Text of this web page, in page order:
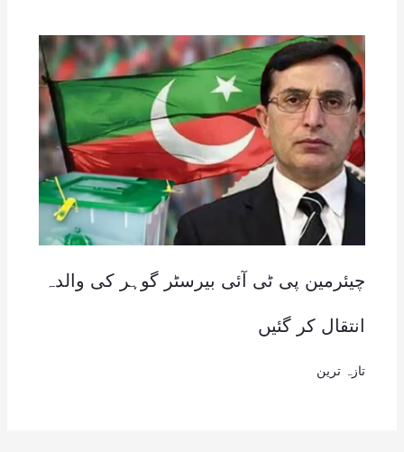
چیئرمین پی ٹی آئی بیرسٹر گوہر کی والدہ
انتقال کر گئیں
تازہ ترین